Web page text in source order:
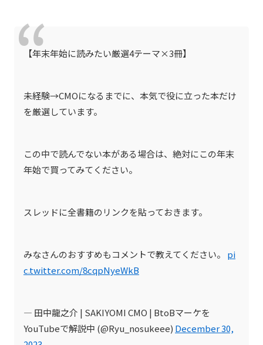
【年末年始に読みたい厳選4テーマ×3冊】
未経験→CMOになるまでに、本気で役に立った本だけ
を厳選しています。
この中で読んでない本がある場合は、絶対にこの年末
年始で買ってみてください。
スレッドに全書籍のリンクを貼っておきます。
みなさんのおすすめもコメントで教えてください。 pi
c.twitter.com/8cqpNyeWkB
— 田中龍之介 | SAKIYOMI CMO | BtoBマーケを
YouTubeで解説中 (@Ryu_nosukeee) December 30,